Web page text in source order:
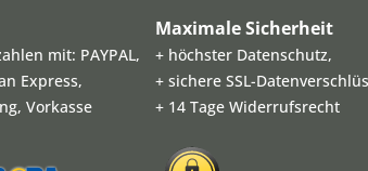
mit: PAYPAL,
Express,
Vorkasse
Maximale Sicherheit
+ höchster Datenschutz,
+ sichere SSL-
+ 14 Tage Widerrufsrecht